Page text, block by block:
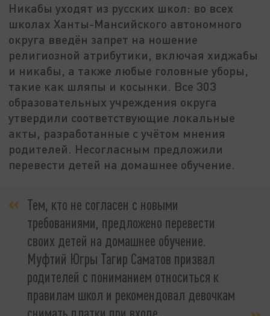
Никабы уходят из русских школ: во всех
школах Ханты-Мансийского автономного
округа введён запрет на ношение
религиозной атрибутики, включая хиджабы
и никабы, а также любые головные уборы,
такие как шляпы и косынки. Все 303
образовательных учреждения округа
утвердили соответствующие локальные
акты, разработанные с учётом мнения
родителей. Несогласным предложили
перевести детей на домашнее обучение.
Тем, кто не согласен с новыми
требованиями, предложено перевести
своих детей на домашнее обучение.
Муфтий Югры Тагир Саматов призвал
родителей с пониманием относиться к
правилам школ и рекомендовал девочкам